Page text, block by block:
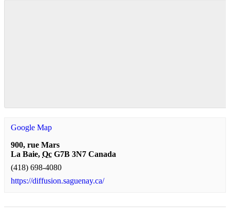
Google Map
900, rue Mars
La Baie, Qc G7B 3N7 Canada
(418) 698-4080
https://diffusion.saguenay.ca/